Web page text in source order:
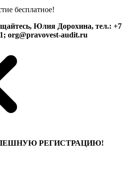
бесплатное!
Юлия Дорохина, тел.: +7
org@pravovest-audit.ru
РЕГИСТРАЦИЮ!